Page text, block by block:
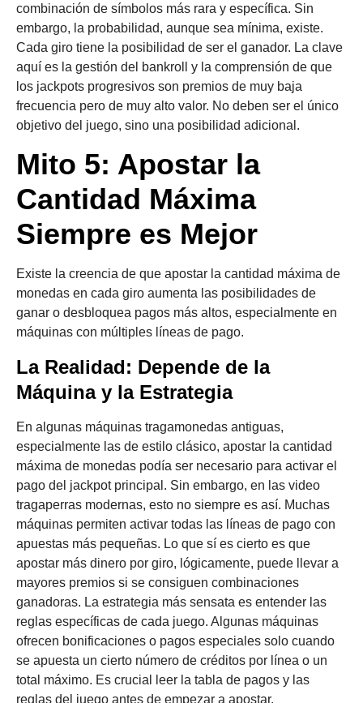
combinación de símbolos más rara y específica. Sin
embargo, la probabilidad, aunque sea mínima, existe.
Cada giro tiene la posibilidad de ser el ganador. La clave
aquí es la gestión del bankroll y la comprensión de que
los jackpots progresivos son premios de muy baja
frecuencia pero de muy alto valor. No deben ser el único
objetivo del juego, sino una posibilidad adicional.
Mito 5: Apostar la
Cantidad Máxima
Siempre es Mejor
Existe la creencia de que apostar la cantidad máxima de
monedas en cada giro aumenta las posibilidades de
ganar o desbloquea pagos más altos, especialmente en
máquinas con múltiples líneas de pago.
La Realidad: Depende de la
Máquina y la Estrategia
En algunas máquinas tragamonedas antiguas,
especialmente las de estilo clásico, apostar la cantidad
máxima de monedas podía ser necesario para activar el
pago del jackpot principal. Sin embargo, en las video
tragaperras modernas, esto no siempre es así. Muchas
máquinas permiten activar todas las líneas de pago con
apuestas más pequeñas. Lo que sí es cierto es que
apostar más dinero por giro, lógicamente, puede llevar a
mayores premios si se consiguen combinaciones
ganadoras. La estrategia más sensata es entender las
reglas específicas de cada juego. Algunas máquinas
ofrecen bonificaciones o pagos especiales solo cuando
se apuesta un cierto número de créditos por línea o un
total máximo. Es crucial leer la tabla de pagos y las
reglas del juego antes de empezar a apostar.